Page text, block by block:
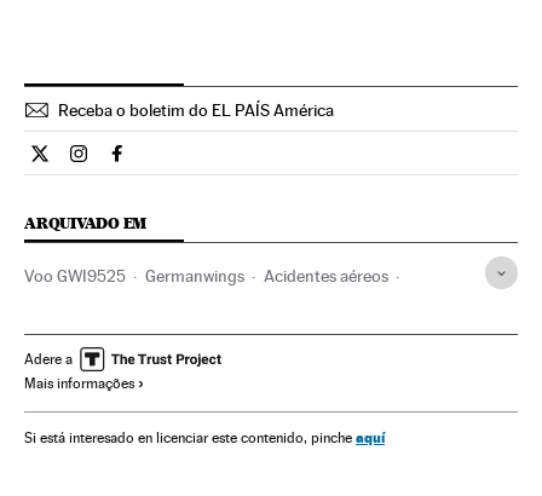
Receba o boletim do EL PAÍS América
Internacional El País Brasil en Twitter
Internacional El País Brasil en Instagram
Internacional El País Brasil en Facebook
ARQUIVADO EM
Voo GWI9525 Germanwings Acidentes aéreos
Empresas transporte Transporte aéreo
Acontecimentos
Adere a
Mais informações
Si está interesado en licenciar este contenido, pinche aquí